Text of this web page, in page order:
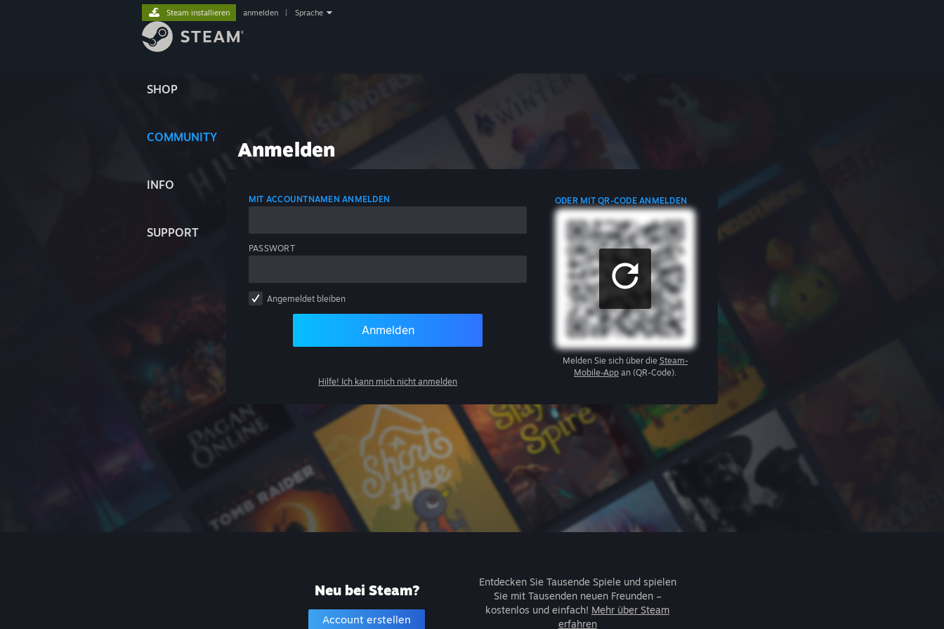
SHOP
COMMUNITY
INFO
SUPPORT
Steam installieren anmelden Sprache
Anmelden
MIT ACCOUNTNAMEN ANMELDEN
PASSWORT
Angemeldet bleiben
Anmelden
Hilfe! Ich kann mich nicht anmelden
ODER MIT QR-CODE ANMELDEN
Melden Sie sich über die Steam-
Mobile-App an (QR-Code).
Neu bei Steam?
Account erstellen
Entdecken Sie Tausende Spiele und spielen
Sie mit Tausenden neuen Freunden –
kostenlos und einfach! Mehr über Steam
erfahren